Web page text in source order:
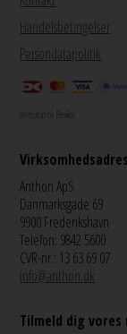
Handelsbetingelser
Persondatapolitik
Webshop by Bewise
Anthon ApS
Danmarksgade 69
9900 Frederikshavn
Telefon: 9842 5600
CVR-nr.: 13 63 69 07
info@anthon.dk
Tilmeld dig vores